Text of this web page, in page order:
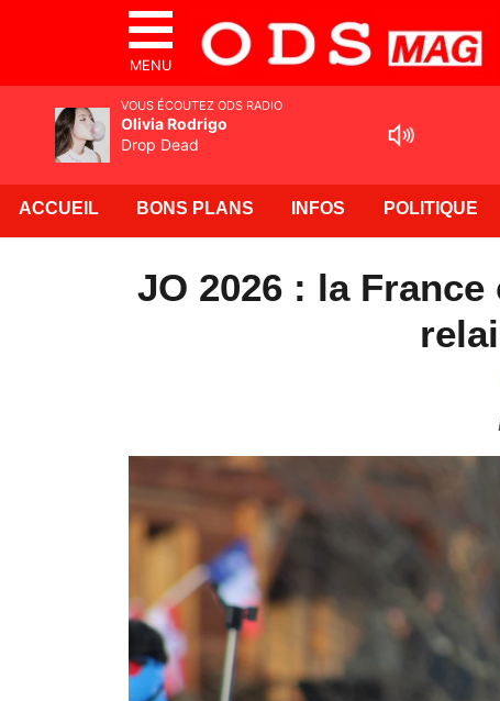
MENU
ACCUEIL BONS PLANS INFOS POLITIQUE
JO 2026 : la
VOUS ÉCOUTEZ ODS RADIO
Olivia Rodrigo
Drop Dead